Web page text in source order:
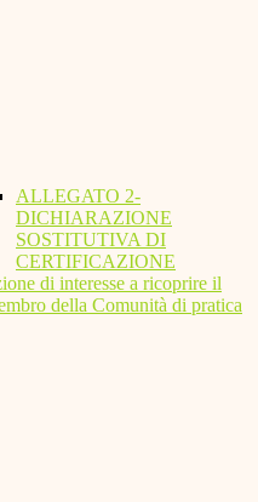
ALLEGATO 2-
DICHIARAZIONE
SOSTITUTIVA DI
CERTIFICAZIONE
di interesse a ricoprire il
della Comunità di pratica